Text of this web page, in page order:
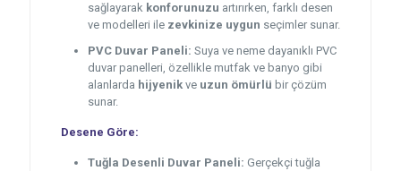
sağlayarak konforunuzu artırırken, farklı desen
ve modelleri ile zevkinize uygun seçimler sunar.
PVC Duvar Paneli: Suya ve neme dayanıklı PVC
duvar panelleri, özellikle mutfak ve banyo gibi
alanlarda hijyenikve uzun ömürlü bir çözüm
sunar.
Desene Göre:
Tuğla Desenli Duvar Paneli: Gerçekçi tuğla